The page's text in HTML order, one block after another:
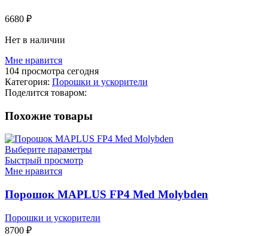
6680 ₽
Нет в наличии
Мне нравится
104 просмотра сегодня
Категория: Порошки и ускорители
Поделится товаром:
Похожие товары
Выберите параметры
Быстрый просмотр
Мне нравится
Порошок MAPLUS FP4 Med Molybden
Порошки и ускорители
8700 ₽